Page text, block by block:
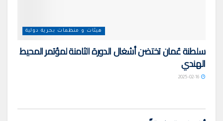
هيئات و منظمات بحرية دولية
سلطنة عُمان تختضن أشغال الدورة الثامنة لمؤتمر المحيط
الهندي